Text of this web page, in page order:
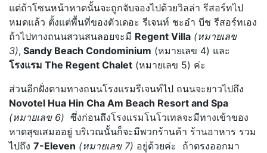
แต่ถ้าโซนหน้าหาดนั้นจะถูกจับจองไปด้วยวิลล่า รีสอร์ทไป
หมดแล้ว ตั้งแต่พื้นที่ของตัวเดอะ รีเจนท์ ชะอำ บีช รีสอร์ทเอง
ถ้าไปทางถนนสวนสนลอยจะมี Regent Villa (หมายเลข
3), Sandy Beach Condominium (หมายเลข 4) และ
โรงแรม The Regent Chalet (หมายเลข 5) ค่ะ
ส่วนอีกฝั่งตามทางถนนโรงแรมรีเจนท์ไป ถนนจะยาวไปถึง
Novotel Hua Hin Cha Am Beach Resort and Spa
(หมายเลข 6) ซึ่งก่อนถึงโรงแรมโนโวเทลจะมีทางเข้าของ
หาดสุขเสมออยู่ บริเวณนั้นก็จะมีพวกร้านค้า ร้านอาหาร รวม
ไปถึง 7-Eleven (หมายเลข 7) อยู่ด้วยค่ะ ถ้าตรงออกมา